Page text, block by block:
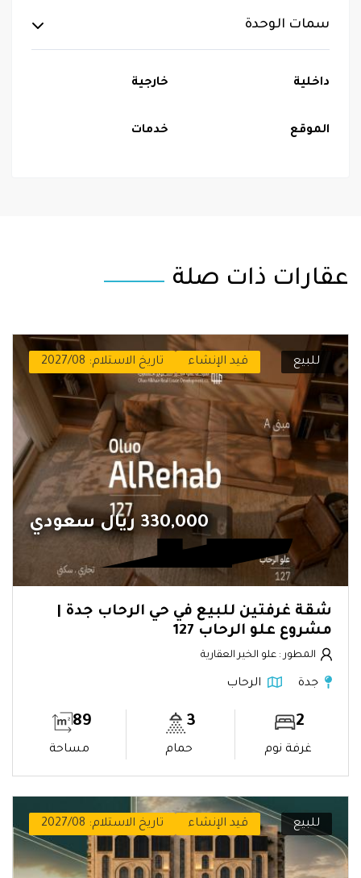
سمات الوحدة
داخلية خارجية
الموقع خدمات
عقارات ذات صلة
للبيع قيد الإنشاء تاريخ الاستلام: 2027/08
330,000 ريال سعودي
شقة غرفتين للبيع في حي الرحاب جدة |
مشروع علو الرحاب 127
المطور : علو الخير العقارية
جدة الرحاب
2
غرفة نوم
3
حمام
89
مساحة
للبيع قيد الإنشاء تاريخ الاستلام: 2027/08